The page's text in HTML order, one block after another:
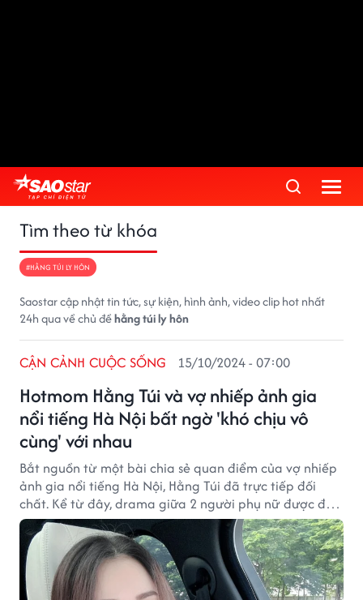
Tìm theo từ khóa
#HẰNG TÚI LY HÔN
Saostar cập nhật tin tức, sự kiện, hình ảnh, video clip hot nhất
24h qua về chủ đềhằng túi ly hôn
Hotmom Hằng Túi và vợ nhiếp ảnh gia
nổi tiếng Hà Nội bất ngờ 'khó chịu vô
cùng' với nhau
CẬN CẢNH CUỘC SỐNG 15/10/2024 - 07:00
Bắt nguồn từ một bài chia sẻ quan điểm của vợ nhiếp
ảnh gia nổi tiếng Hà Nội, Hằng Túi đã trực tiếp đối
chất. Kể từ đây, drama giữa 2 người phụ nữ được đẩy
lên cao.